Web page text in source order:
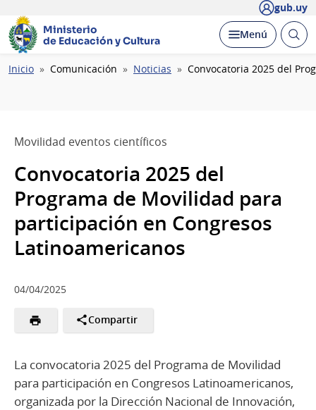
gub.uy
Ministerio
de Educación y Cultura
Desplegar
Menú Abrir
Ruta
Inicio Comunicación Noticias Convocatoria 2025 del
Movilidad eventos científicos
Convocatoria 2025 del
Programa de Movilidad para
participación en Congresos
Latinoamericanos
04/04/2025
Compartir
La convocatoria 2025 del Programa de Movilidad
para participación en Congresos Latinoamericanos,
organizada por la Dirección Nacional de Innovación,